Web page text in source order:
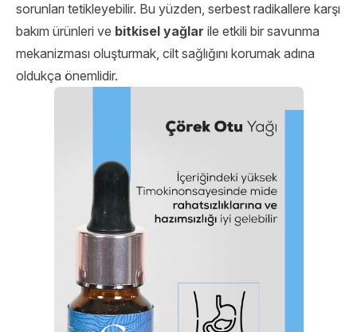
sorunları tetikleyebilir. Bu yüzden, serbest radikallere karşı
bakım ürünleri ve bitkisel yağlar ile etkili bir savunma
mekanizması oluşturmak, cilt sağlığını korumak adına
oldukça önemlidir.